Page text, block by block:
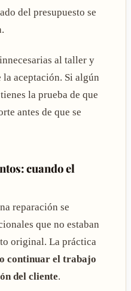
del presupuesto se
al taller y
aceptación. Si algún
la prueba de que
antes de que se
cuando el
reparación se
que no estaban
original. La práctica
continuar el trabajo
del cliente.